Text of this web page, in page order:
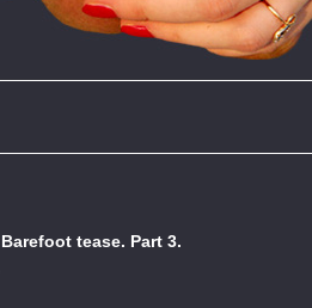
Barefoot tease. Part 3.